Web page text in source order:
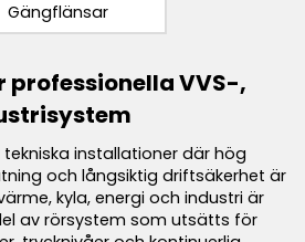
Gängflänsar
VVS-,
installationer där hög
och långsiktig driftsäkerhet är
kyla, energi och industri är
av rörsystem som utsätts för